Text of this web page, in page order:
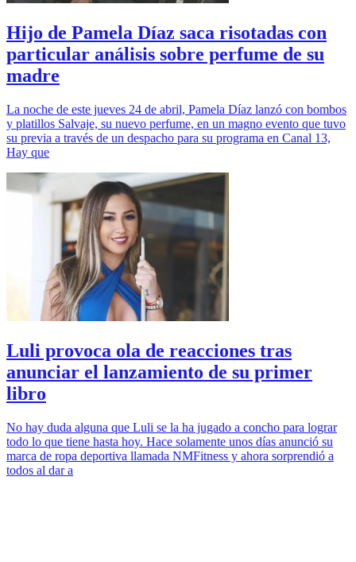
Hijo de Pamela Díaz saca risotadas con
particular análisis sobre perfume de su
madre
La noche de este jueves 24 de abril, Pamela Díaz lanzó con bombos
y platillos Salvaje, su nuevo perfume, en un magno evento que tuvo
su previa a través de un despacho para su programa en Canal 13,
Hay que
Luli provoca ola de reacciones tras
anunciar el lanzamiento de su primer
libro
No hay duda alguna que Luli se la ha jugado a concho para lograr
todo lo que tiene hasta hoy. Hace solamente unos días anunció su
marca de ropa deportiva llamada NMFitness y ahora sorprendió a
todos al dar a